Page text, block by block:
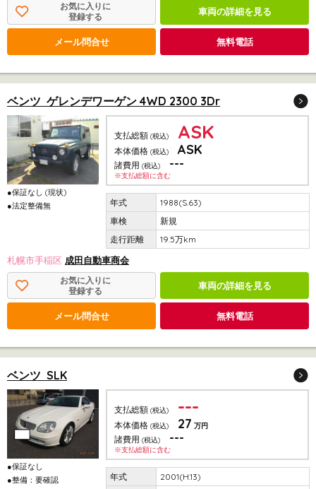
お気に入りに
登録する
車両の詳細を見る
メール問合せ 無料電話
ベンツ ゲレンデワーゲン 4WD 2300 3Dr
●保証なし (現状)
●法定整備無
支払総額 (税込) ASK
本体価格 (税込) ASK
諸費用 (税込) ---
※支払総額に含む
1988(S.63)
新規
19.5万km
札幌市手稲区 成田自動車商会
お気に入りに
登録する
車両の詳細を見る
メール問合せ 無料電話
ベンツ SLK
●保証なし
●整備：要確認
支払総額 (税込) ---
本体価格 (税込) 27 万円
諸費用 (税込) ---
※支払総額に含む
2001(H.13)